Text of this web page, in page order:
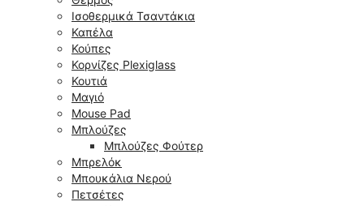
Ισοθερμικά Τσαντάκια
Καπέλα
Κούπες
Κορνίζες Plexiglass
Κουτιά
Μαγιό
Mouse Pad
Μπλούζες
Μπλούζες Φούτερ
Μπρελόκ
Μπουκάλια Νερού
Πετσέτες